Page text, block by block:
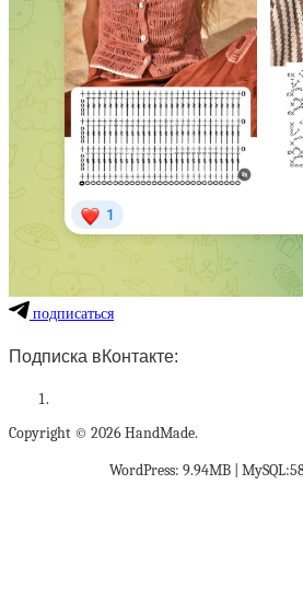
подписаться
Подписка вКонтакте:
Copyright © 2026 HandMade.
WordPress: 9.94MB |